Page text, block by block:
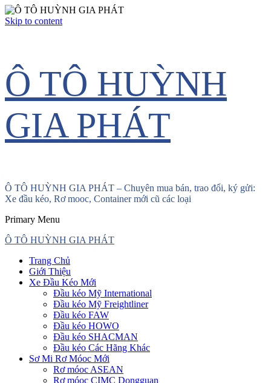
Skip to content
Ô TÔ HUỲNH
GIA PHÁT
Ô TÔ HUỲNH GIA PHÁT – Chuyên mua bán, trao đổi, ký gửi:
Xe đầu kéo, Rơ mooc, Container mới cũ các loại
Primary Menu
Ô TÔ HUỲNH GIA PHÁT
Trang Chủ
Giới Thiệu
Xe Đầu Kéo Mới
Đầu kéo Mỹ International
Đầu kéo Mỹ Freightliner
Đầu kéo FAW
Đầu kéo HOWO
Đầu kéo SHACMAN
Đầu kéo Các Hãng Khác
Sơ Mi Rơ Móoc Mới
Rơ móoc ASEAN
Rơ móoc CIMC Dongguan